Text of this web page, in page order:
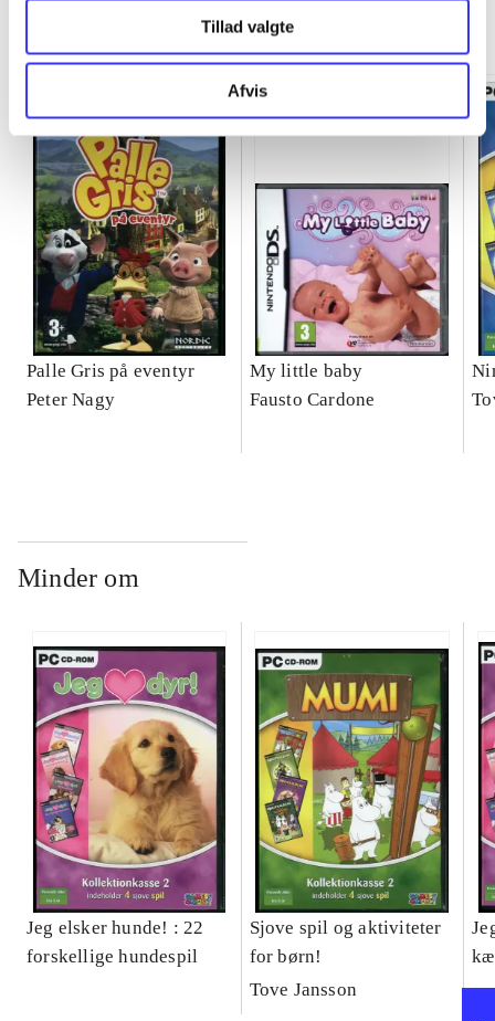
Tillad valgte
Afvis
Palle Gris på eventyr
Peter Nagy
My little baby
Fausto Cardone
Minder om
Jeg elsker hunde! : 22
forskellige hundespil
Sjove spil og aktiviteter
for børn!
Tove Jansson